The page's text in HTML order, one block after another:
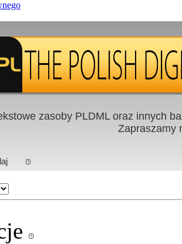
zasoby PLDML oraz innych
Zapraszamy